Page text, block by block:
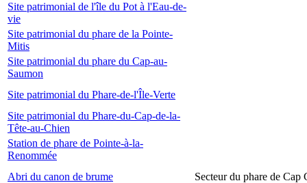
Site patrimonial de l'île du Pot à l'Eau-de-
vie
Site patrimonial du phare de la Pointe-
Mitis
Site patrimonial du phare du Cap-au-
Saumon
Site patrimonial du Phare-de-l'Île-Verte
Site patrimonial du Phare-du-Cap-de-la-
Tête-au-Chien
Station de phare de Pointe-à-la-
Renommée
Abri du canon de brume
Secteur du phare de Cap